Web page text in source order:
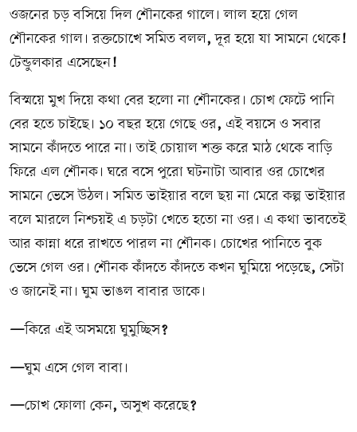
ওজনের চড় বসিয়ে দিল শৌনকের গালে। লাল হয়ে গেল
শৌনকের গাল। রক্তচোখে সমিত বলল,দূর হয়ে যা সামনে থেকে!
টেন্ডুলকার এসেছেন!
বিস্ময়ে মুখ দিয়ে কথা বের হলো না শৌনকের। চোখ ফেটে পানি
বের হতে চাইছে। ১০ বছর হয়ে গেছে ওর, এই বয়সে ও সবার
সামনে কাঁদতে পারে না। তাই চোয়াল শক্ত করে মাঠ থেকে বাড়ি
ফিরে এল শৌনক। ঘরে বসে পুরো ঘটনাটা আবার ওর চোখের
সামনে ভেসে উঠল। সমিত ভাইয়ার বলে ছয় না মেরে কল্প ভাইয়ার
বলে মারলে নিশ্চয়ই এ চড়টা খেতে হতো না ওর। এ কথা ভাবতেই
আর কান্না ধরে রাখতে পারল না শৌনক। চোখের পানিতে বুক
ভেসে গেল ওর। শৌনক কাঁদতে কাঁদতে কখন ঘুমিয়ে পড়েছে, সেটা
ও জানেই না। ঘুম ভাঙল বাবার ডাকে।
—কিরে এই অসময়ে ঘুমুচ্ছিস?
—ঘুম এসে গেল বাবা।
—চোখ ফোলা কেন,অসুখ করেছে?